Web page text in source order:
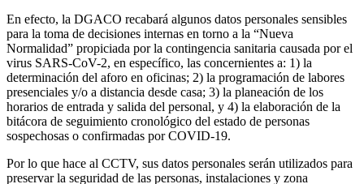
En efecto, la DGACO recabará algunos datos personales sensibles
para la toma de decisiones internas en torno a la “Nueva
Normalidad” propiciada por la contingencia sanitaria causada por el
virus SARS-CoV-2, en específico, las concernientes a: 1) la
determinación del aforo en oficinas; 2) la programación de labores
presenciales y/o a distancia desde casa; 3) la planeación de los
horarios de entrada y salida del personal, y 4) la elaboración de la
bitácora de seguimiento cronológico del estado de personas
sospechosas o confirmadas por COVID-19.
Por lo que hace al CCTV, sus datos personales serán utilizados para
preservar la seguridad de las personas, instalaciones y zona